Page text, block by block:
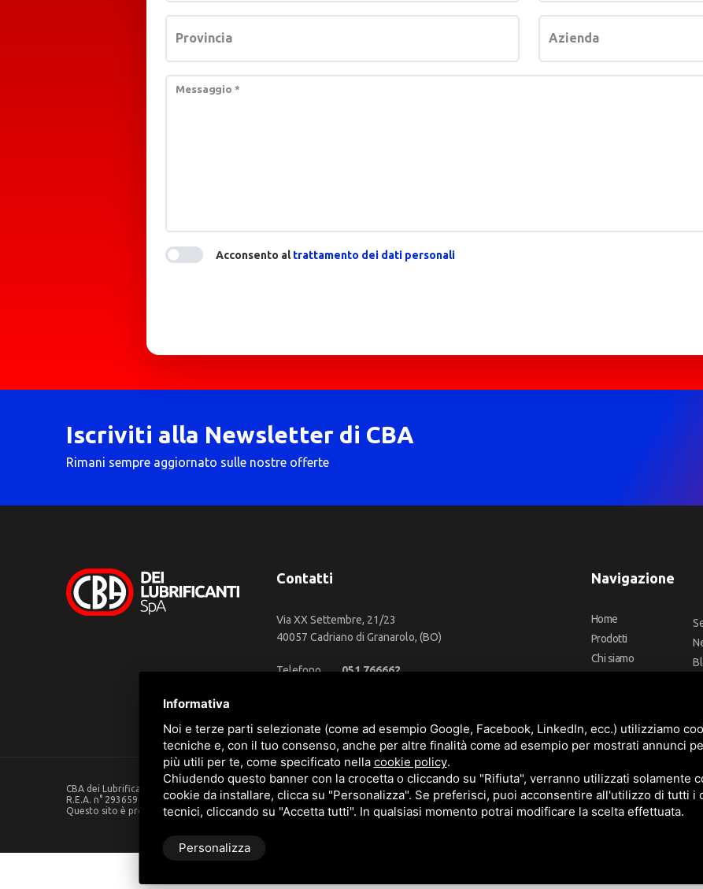
Provincia Azienda
Messaggio *
Acconsento altrattamento dei dati personali
Iscriviti alla Newsletter di CBA
Rimani sempre aggiornato sulle nostre offerte
Contatti
Via XX Settembre, 21/23
40057 Cadriano di Granarolo, (BO)
Telefono
051 766662
Navigazione
Home
Prodotti
Chi siamo
CBA dei Lubrificanti Spa - P. IVA 00624811204 - Codice fiscale 03472740376
R.E.A. n° 293659 - REG. IMPRESE BO Capitale Sociale €. 120.000 int. versati -Sitemap
Questo sito è protetto da Google reCAPTCHA v3,Privacy Policye Termini di serviziodi Google
Informativa
Noi e terze parti selezionate (come ad esempio Google, Facebook, LinkedIn, ecc.) utilizziamo
tecniche e, con il tuo consenso, anche per altre finalità come ad esempio per mostrati annunci
più utili per te, come specificato nella cookie policy.
Chiudendo questo banner con la crocetta o cliccando su "Rifiuta", verranno utilizzati solamente
cookie da installare, clicca su "Personalizza". Se preferisci, puoi acconsentire all'utilizzo di tutti i
tecnici, cliccando su "Accetta tutti". In qualsiasi momento potrai modificare la scelta effettuata.
Personalizza